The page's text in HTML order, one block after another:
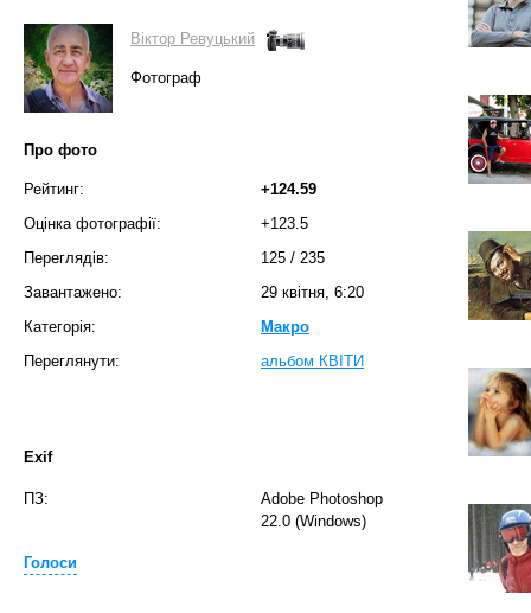
Вiктор Ревуцький
Фотограф
Про фото
Рейтинг:
+124.59
Оцінка фотографії:
+123.5
Переглядів:
125 / 235
Завантажено:
29 квітня, 6:20
Категорія:
Макро
Переглянути:
альбом КВIТИ
Exif
ПЗ:
Adobe Photoshop
22.0 (Windows)
Голоси